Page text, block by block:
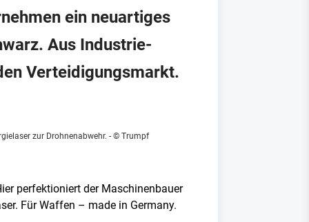
ein neuartiges
Aus Industrie-
Verteidigungsmarkt.
zur Drohnenabwehr. - © Trumpf
perfektioniert der Maschinenbauer
Für Waffen – made in Germany.